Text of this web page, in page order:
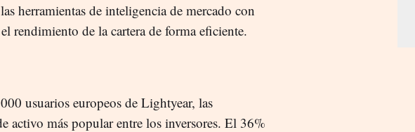
herramientas de inteligencia de mercado con
rendimiento de la cartera de forma eficiente.
usuarios europeos de Lightyear, las
activo más popular entre los inversores. El 36%